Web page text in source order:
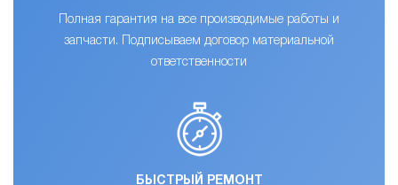
Полная гарантия на все производимые работы и
запчасти. Подписываем договор материальной
ответственности
БЫСТРЫЙ РЕМОНТ